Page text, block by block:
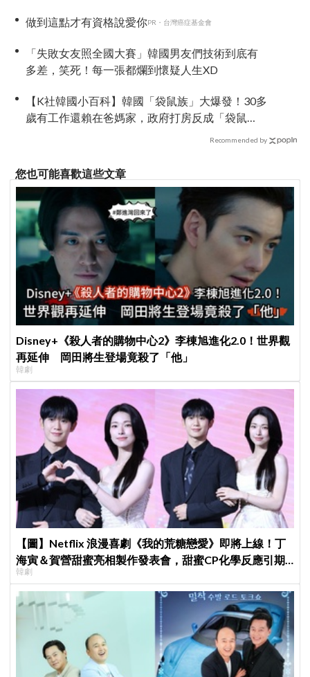
做到這點才有資格說愛你PR・台灣癌症基金會
「失敗女友照全國大賽」韓國男友們技術到底有
多差，笑死！每一張都爛到懷疑人生XD
【K社韓國小百科】韓國「袋鼠族」大爆發！30多
歲有工作還賴在爸媽家，政府打房反成「袋鼠
Recommended by
您也可能喜歡這些文章
Disney+《殺人者的購物中心2》李棟旭進化2.0！世界觀
再延伸 岡田將生登場竟殺了「他」
韓劇
【圖】Netflix 浪漫喜劇《我的荒糖戀愛》即將上線！丁
海寅＆賀營甜蜜亮相製作發表會，甜蜜CP化學反應引期
待
韓劇